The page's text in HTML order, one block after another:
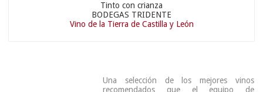
Tinto con crianza
BODEGAS TRIDENTE
Vino de la Tierra de Castilla y León
Una selección de los mejores vinos
recomendados que el equipo de